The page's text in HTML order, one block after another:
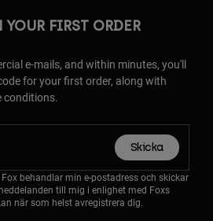
FIRST ORDER
e-mails, and within minutes, you'll
for your first order, along with
conditions.
Skicka
behandlar min e-postadress och skickar
till mig i enlighet med Foxs
när som helst avregistrera dig.